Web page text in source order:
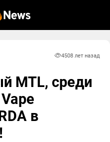
4508 лет назад
MTL, среди
в